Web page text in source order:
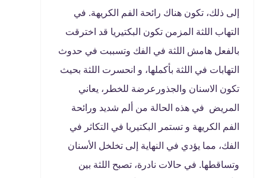
إلى ذلك، تكون هناك رائحة الفم الكريهة. في
التهاب اللثة المزمن تكون البكتيريا قد اخترقت
بالفعل هامش اللثة في الفك وتسببت في حدوث
التهابات في اللثة بأكملها، و انحسرت اللثة بحيث
تكون الاسنان والجذورعرضة للخطر، يعاني
المريض في هذه الحالة من ألم شديد ورائحة
الفم الكريهة و تستمر البكتيريا في التكاثر في
الفك، مما يؤدي في النهاية إلى تخلخل الأسنان
وتساقطها. في حالات نادرة، تصبح اللثة بين